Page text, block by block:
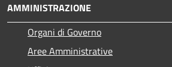
AMMINISTRAZIONE
Organi di Governo
Aree Amministrative